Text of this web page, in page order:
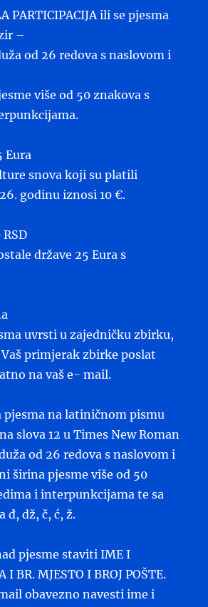
PARTICIPACIJA ili se pjesma
–
od 26 redova s naslovom i
više od 50 znakova s
Eura
snova koji su platili
godinu iznosi 10 €.
države 25 Eura s
uvrsti u zajedničku zbirku,
primjerak zbirke poslat
na vaš e- mail.
pjesma na latiničnom pismu
slova 12 u Times New Roman
od 26 redova s naslovom i
širina pjesme više od 50
i interpunkcijama te sa
đ, dž, č, ć, ž.
pjesme staviti IME I
I BR. MJESTO I BROJ POŠTE.
obavezno navesti ime i